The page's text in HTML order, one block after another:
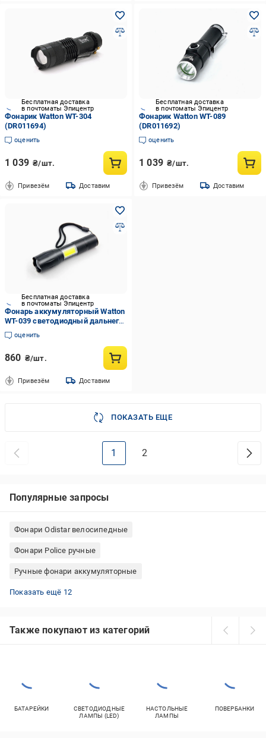
Бесплатная доставка
в почтоматы Эпицентр
Фонарик Watton WT-304
(DR011694)
оценить
1 039 ₴/шт.
Привезём Доставим
Бесплатная доставка
в почтоматы Эпицентр
Фонарик Watton WT-089
(DR011692)
оценить
1 039 ₴/шт.
Привезём Доставим
Бесплатная доставка
в почтоматы Эпицентр
Фонарь аккумуляторный Watton
WT-039 светодиодный дальнего
действия
оценить
860 ₴/шт.
Привезём Доставим
ПОКАЗАТЬ ЕЩЕ
1 2
Популярные запросы
Фонари Odistar велосипедные
Фонари Police ручные
Ручные фонари аккумуляторные
Фонари Solar кемпинговые
Фонари Feel Fit велосипедные
Фонари Fenix тактические
Фонари Vayox ручные
Фонари Ledvance ручные
Фонари Westinghouse налобные
Фонари Brennenstuhl ручные
Фонари Moon велосипедные
Фонари Black Diamond налобные
Фонари Westinghouse ручные
Фонари Expert велосипедные
Фонари Varta ручные
Показать ещё 12
Также покупают из категорий
БАТАРЕЙКИ
СВЕТОДИОДНЫЕ
ЛАМПЫ (LED)
НАСТОЛЬНЫЕ
ЛАМПЫ
ПОВЕРБАНКИ